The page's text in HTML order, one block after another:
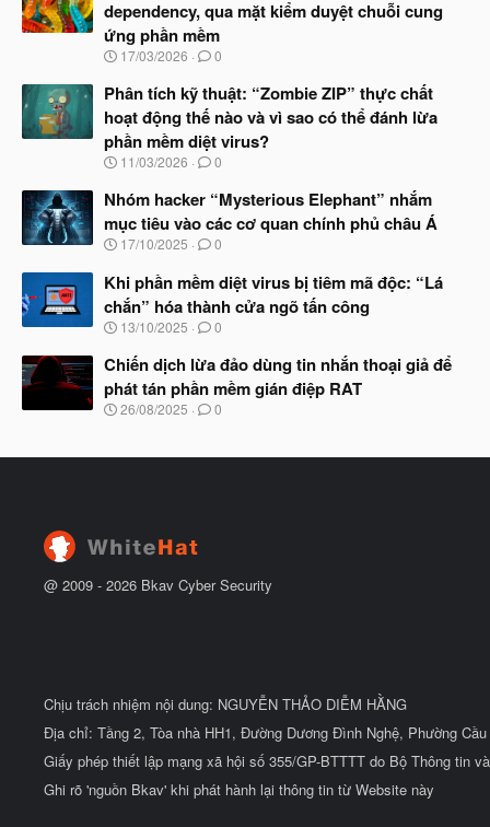
b
ắ
t
ầ
u
dependency, qua mặt kiểm duyệt chuỗi cung
ứng phần mềm
N
à
b
ắ
t
ầ
u
17/03/2026 0
Phân tích kỹ thuật: “Zombie ZIP” thực chất
hoạt động thế nào và vì sao có thể đánh lừa
phần mềm diệt virus?
N
à
b
ắ
đ
ầ
u
11/03/2026 0
Nhóm hacker “Mysterious Elephant” nhắm
mục tiêu vào các cơ quan chính phủ châu Á
N
à
b
ắ
đ
ầ
u
17/10/2025 0
Khi phần mềm diệt virus bị tiêm mã độc: “Lá
chắn” hóa thành cửa ngõ tấn công
N
à
b
ắ
13/10/2025 0
Chiến dịch lừa đảo dùng tin nhắn thoại giả để
phát tán phần mềm gián điệp RAT
N
y
ầ
26/08/2025 0
@ 2009 - 2026 Bkav Cyber Security
Chịu trách nhiệm nội dung: NGUYỄN THẢO DIỄM HẰNG
Địa chỉ: Tầng 2, Tòa nhà HH1, Đường Dương Đình Nghệ, Phường
Giấy phép thiết lập mạng xã hội số 355/GP-BTTTT do Bộ Thông tin
Ghi rõ 'nguồn Bkav' khi phát hành lại thông tin từ Website này